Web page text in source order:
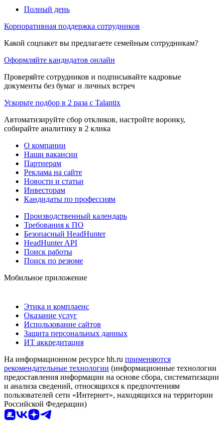
Полный день
Корпоративная поддержка сотрудников
Какой соцпакет вы предлагаете семейным сотрудникам?
Оформляйте кандидатов онлайн
Проверяйте сотрудников и подписывайте кадровые
документы без бумаг и личных встреч
Ускорьте подбор в 2 раза с Talantix
Автоматизируйте сбор откликов, настройте воронку,
собирайте аналитику в 2 клика
О компании
Наши вакансии
Партнерам
Реклама на сайте
Новости и статьи
Инвесторам
Кандидаты по профессиям
Производственный календарь
Требования к ПО
Безопасный HeadHunter
HeadHunter API
Поиск работы
Поиск по резюме
Мобильное приложение
Этика и комплаенс
Оказание услуг
Использование сайтов
Защита персональных данных
ИТ аккредитация
На информационном ресурсе hh.ru применяются
рекомендательные технологии (информационные технологии
предоставления информации на основе сбора, систематизации
и анализа сведений, относящихся к предпочтениям
пользователей сети «Интернет», находящихся на территории
Российской Федерации)